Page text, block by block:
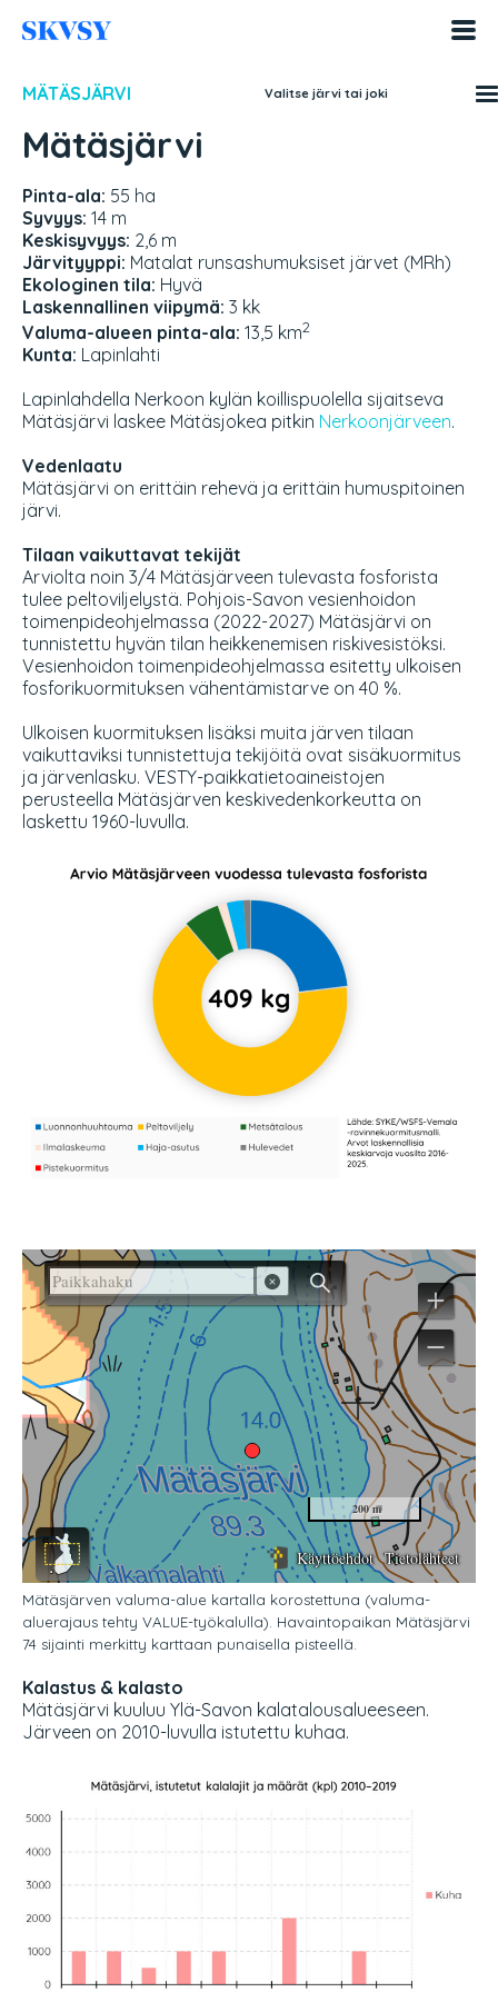
sisältöön
MÄTÄSJÄRVI Valitse järvi tai joki
Mätäsjärvi
Pinta-ala: 55 ha
Syvyys: 14 m
Keskisyvyys: 2,6 m
Järvityyppi: Matalat runsashumuksiset järvet (MRh)
Ekologinen tila: Hyvä
Laskennallinen viipymä: 3 kk
Valuma-alueen pinta-ala: 13,5 km2
Kunta: Lapinlahti
Lapinlahdella Nerkoon kylän koillispuolella sijaitseva
Mätäsjärvi laskee Mätäsjokea pitkin Nerkoonjärveen.
Vedenlaatu
Mätäsjärvi on erittäin rehevä ja erittäin humuspitoinen
järvi.
Tilaan vaikuttavat tekijät
Arviolta noin 3/4 Mätäsjärveen tulevasta fosforista
tulee peltoviljelystä. Pohjois-Savon vesienhoidon
toimenpideohjelmassa (2022-2027) Mätäsjärvi on
tunnistettu hyvän tilan heikkenemisen riskivesistöksi.
Vesienhoidon toimenpideohjelmassa esitetty ulkoisen
fosforikuormituksen vähentämistarve on 40 %.
Ulkoisen kuormituksen lisäksi muita järven tilaan
vaikuttaviksi tunnistettuja tekijöitä ovat sisäkuormitus
ja järvenlasku. VESTY-paikkatietoaineistojen
perusteella Mätäsjärven keskivedenkorkeutta on
laskettu 1960-luvulla.
Mätäsjärven valuma-alue kartalla korostettuna (valuma-
aluerajaus tehty VALUE-työkalulla). Havaintopaikan Mätäsjärvi
74 sijainti merkitty karttaan punaisella pisteellä.
Kalastus & kalasto
Mätäsjärvi kuuluu Ylä-Savon kalatalousalueeseen.
Järveen on 2010-luvulla istutettu kuhaa.